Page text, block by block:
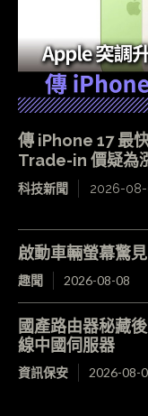
傳 iPhone 17 最
Trade-in 價疑為
科技新聞 2026-
啟動車輛螢幕驚
趣聞 2026-08-08
國產路由器秘藏
線中國伺服器
資訊保安 2026-08-